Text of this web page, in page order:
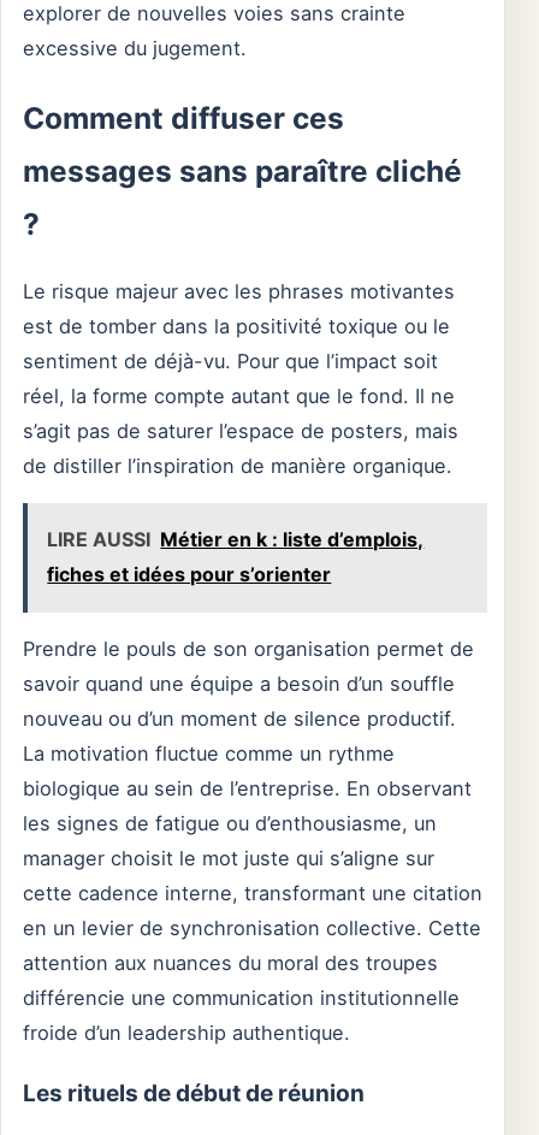
explorer de nouvelles voies sans crainte
excessive du jugement.
Comment diffuser ces
messages sans paraître cliché
?
Le risque majeur avec les phrases motivantes
est de tomber dans la positivité toxique ou le
sentiment de déjà-vu. Pour que l’impact soit
réel, la forme compte autant que le fond. Il ne
s’agit pas de saturer l’espace de posters, mais
de distiller l’inspiration de manière organique.
LIRE AUSSI Métier en k : liste d’emplois,
fiches et idées pour s’orienter
Prendre le pouls de son organisation permet de
savoir quand une équipe a besoin d’un souffle
nouveau ou d’un moment de silence productif.
La motivation fluctue comme un rythme
biologique au sein de l’entreprise. En observant
les signes de fatigue ou d’enthousiasme, un
manager choisit le mot juste qui s’aligne sur
cette cadence interne, transformant une citation
en un levier de synchronisation collective. Cette
attention aux nuances du moral des troupes
différencie une communication institutionnelle
froide d’un leadership authentique.
Les rituels de début de réunion